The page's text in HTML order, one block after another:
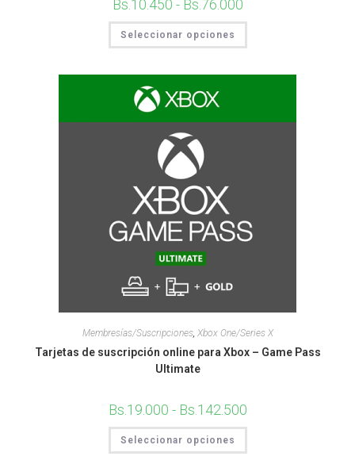
Bs. 10.450 - Bs.76.000
Seleccionar opciones
Membresías/Suscripciones, Xbox One/Series X
Tarjetas de suscripción online para Xbox – Game Pass
Ultimate
Bs. 19.000 - Bs. 142.500
Seleccionar opciones